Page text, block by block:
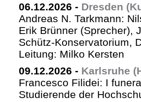
06.12.2026 - Dresden
Andreas N. Tarkmann:
Erik Brünner (Sprecher),
Schütz-Konservatorium,
Leitung: Milko Kersten
09.12.2026 - Karlsruhe
Francesco Filidei: I
Studierende der